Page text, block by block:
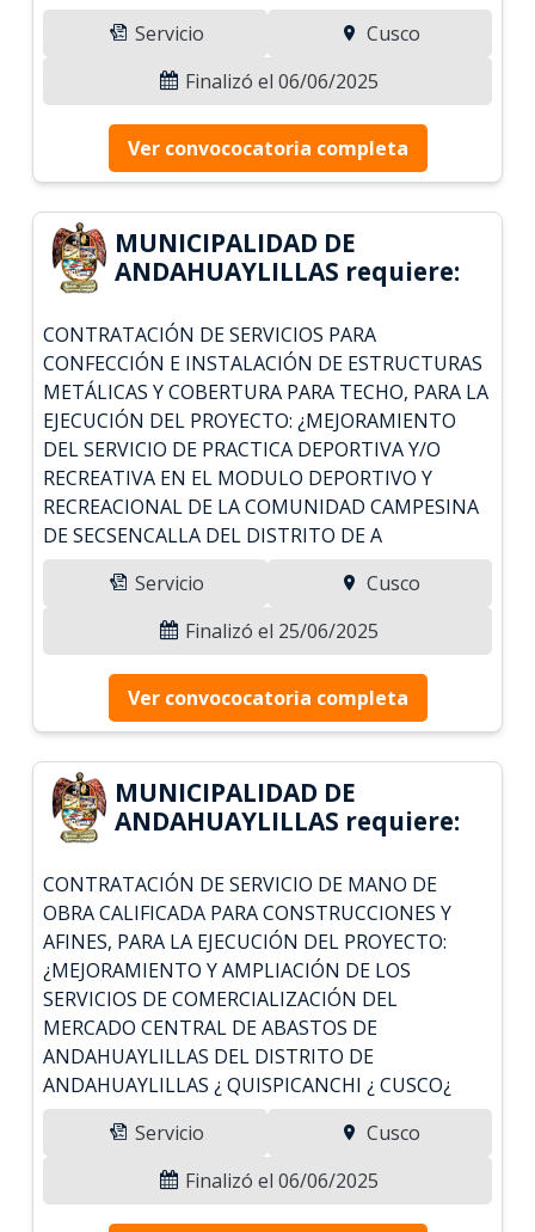
Servicio
Cusco
Finalizó el 06/06/2025
Ver convococatoria completa
MUNICIPALIDAD DE
ANDAHUAYLILLAS requiere:
CONTRATACIÓN DE SERVICIOS PARA
CONFECCIÓN E INSTALACIÓN DE ESTRUCTURAS
METÁLICAS Y COBERTURA PARA TECHO, PARA LA
EJECUCIÓN DEL PROYECTO: ¿MEJORAMIENTO
DEL SERVICIO DE PRACTICA DEPORTIVA Y/O
RECREATIVA EN EL MODULO DEPORTIVO Y
RECREACIONAL DE LA COMUNIDAD CAMPESINA
DE SECSENCALLA DEL DISTRITO DE A
Servicio
Cusco
Finalizó el 25/06/2025
Ver convococatoria completa
MUNICIPALIDAD DE
ANDAHUAYLILLAS requiere:
CONTRATACIÓN DE SERVICIO DE MANO DE
OBRA CALIFICADA PARA CONSTRUCCIONES Y
AFINES, PARA LA EJECUCIÓN DEL PROYECTO:
¿MEJORAMIENTO Y AMPLIACIÓN DE LOS
SERVICIOS DE COMERCIALIZACIÓN DEL
MERCADO CENTRAL DE ABASTOS DE
ANDAHUAYLILLAS DEL DISTRITO DE
ANDAHUAYLILLAS ¿ QUISPICANCHI ¿ CUSCO¿
Servicio
Cusco
Finalizó el 06/06/2025